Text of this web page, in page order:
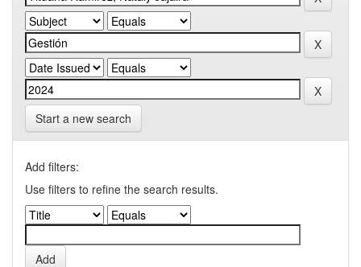
Start a new search
Add filters:
Use filters to refine the search results.